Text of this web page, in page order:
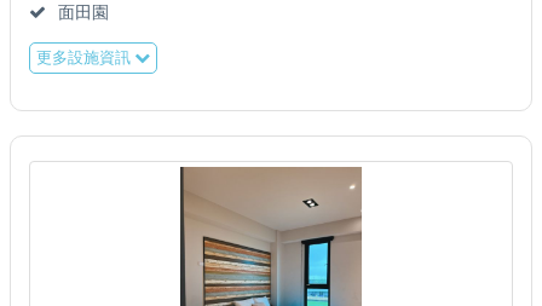
面田園
更多設施資訊